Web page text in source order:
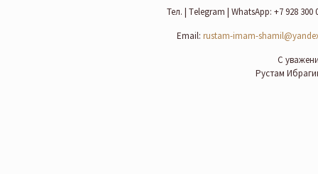
Тел. | Тelegram | WhatsApp: +7 928 300
Email: rustam-imam-
С
Рустам